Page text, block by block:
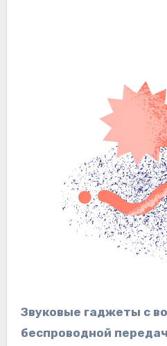
Звуковые гаджеты с
беспроводной